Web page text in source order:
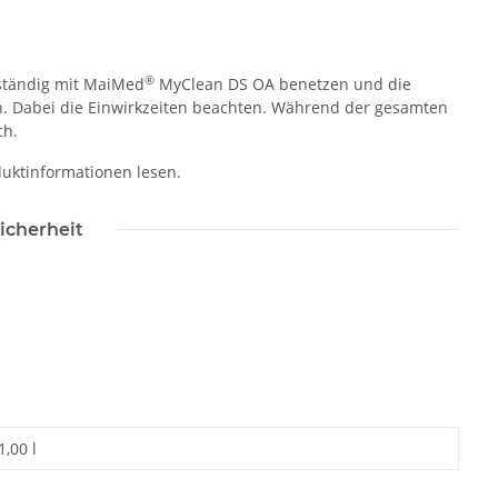
mit MaiMed® MyClean DS OA benetzen und die
die Einwirkzeiten beachten. Während der gesamten
lesen.
l